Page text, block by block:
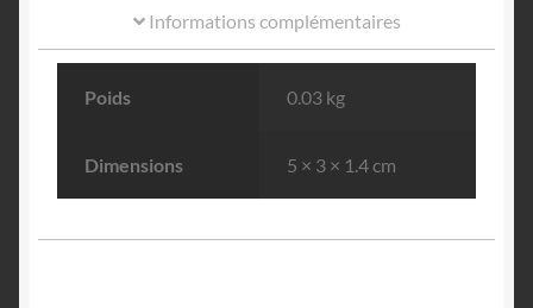
Informations complémentaires
Poids 0.03 kg
Dimensions 5 × 3 × 1.4 cm